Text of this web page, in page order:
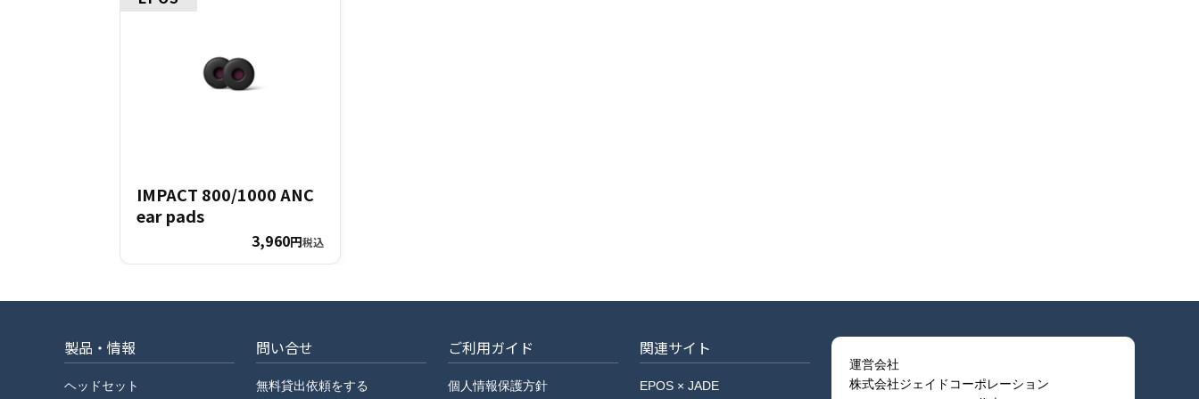
IMPACT 800/1000 ANC
ear pads
3,960円税込
製品・情報
ヘッドセット
問い合せ
無料貸出依頼をする
ご利用ガイド
個人情報保護方針
関連サイト
EPOS × JADE
運営会社
株式会社ジェイドコーポレーション